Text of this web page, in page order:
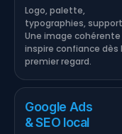
Logo, palette,
typographies,
Une image cohérente
inspire confiance dès
premier regard.
Google Ads
& SEO local